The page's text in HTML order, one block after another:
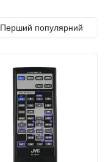
Перший популярний